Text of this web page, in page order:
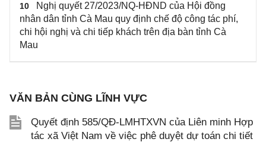
10
Nghị quyết 27/2023/NQ-HĐND của Hội đồng
nhân dân tỉnh Cà Mau quy định chế độ công tác phí,
chi hội nghị và chi tiếp khách trên địa bàn tỉnh Cà
Mau
VĂN BẢN CÙNG LĨNH VỰC
Quyết định 585/QĐ-LMHTXVN của Liên minh Hợp
tác xã Việt Nam về việc phê duyệt dự toán chi tiết